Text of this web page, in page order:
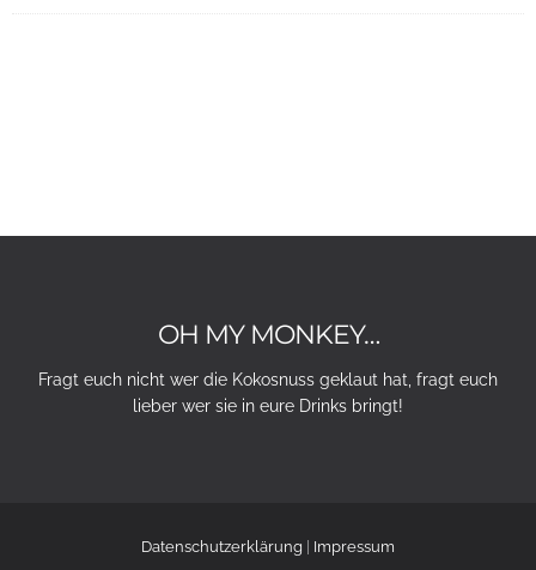
OH MY MONKEY…
Fragt euch nicht wer die Kokosnuss geklaut hat, fragt euch
lieber wer sie in eure Drinks bringt!
Datenschutzerklärung Impressum